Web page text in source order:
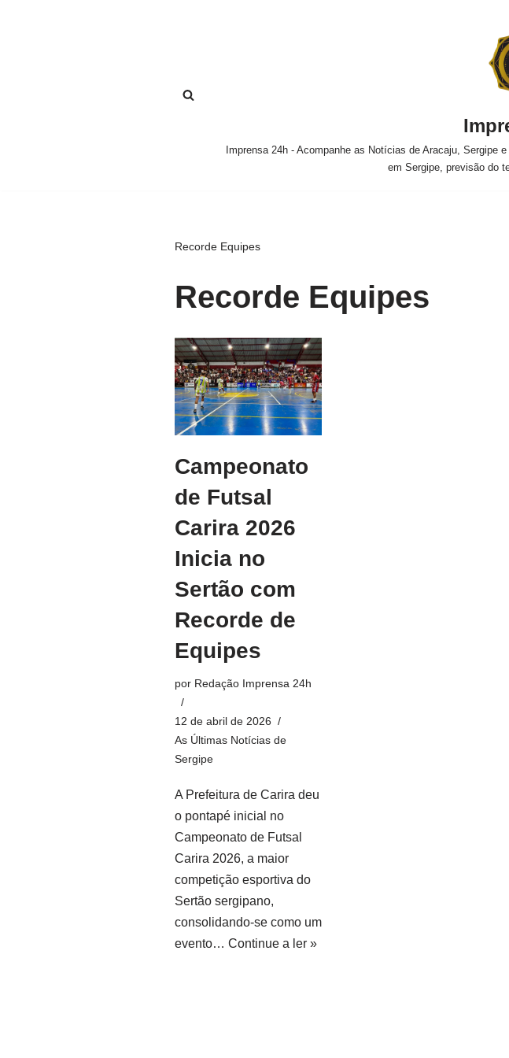
Imprensa 24h - Acompanhe as Notícias de Aracaju, Sergipe
em Sergipe, previsão do
Recorde Equipes
Recorde Equipes
Campeonato
de Futsal
Carira 2026
Inicia no
Sertão com
Recorde de
Equipes
por Redação Imprensa 24h
12 de abril de 2026
As Últimas Notícias de
Sergipe
A Prefeitura de Carira deu
o pontapé inicial no
Campeonato de Futsal
Carira 2026, a maior
competição esportiva do
Sertão sergipano,
consolidando-se como um
evento… Continue a ler »